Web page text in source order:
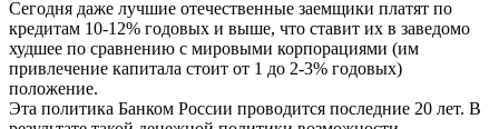
Сегодня даже лучшие отечественные заемщики платят по
кредитам 10-12% годовых и выше, что ставит их в заведомо
худшее по сравнению с мировыми корпорациями (им
привлечение капитала стоит от 1 до 2-3% годовых)
положение.
Эта политика Банком России проводится последние 20 лет. В